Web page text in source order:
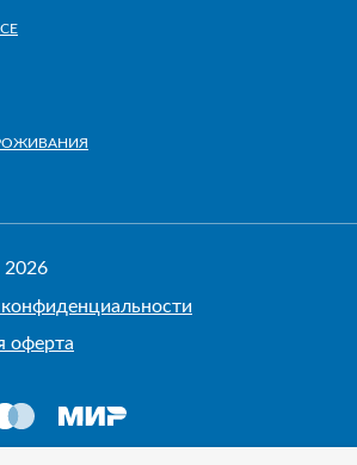
2026
оферта